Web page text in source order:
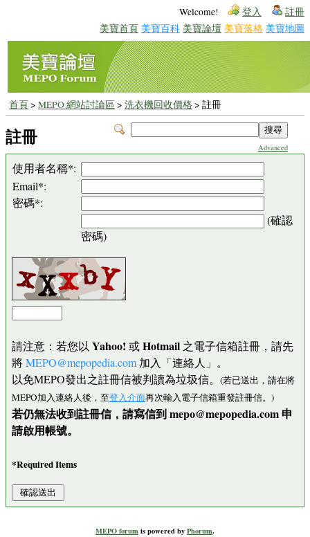
Welcome! 登入 註冊
美寶首頁 美寶百科 美寶論壇 美寶落格 美寶地圖
首頁> MEPO 網站討論區> 洗衣機回收價格> 註冊
Advanced
註冊
使用者名稱*:
Email*:
密碼*:
(確認
密碼)
請注意：若您以 Yahoo! 或Hotmail 之電子信箱註冊，請先
將MEPO@mepopedia.com 加入「連絡人」。
以免MEPO發出之註冊信被判讀為垃圾信。 (若已送出，請在將
MEPO加入連絡人後，至登入介面再次輸入電子信箱重發註冊信。)
若仍無法收到註冊信，請寫信到 mepo@mepopedia.com 申
請啟用帳號。
*Required Items
MEPO forumis powered byPhorum.